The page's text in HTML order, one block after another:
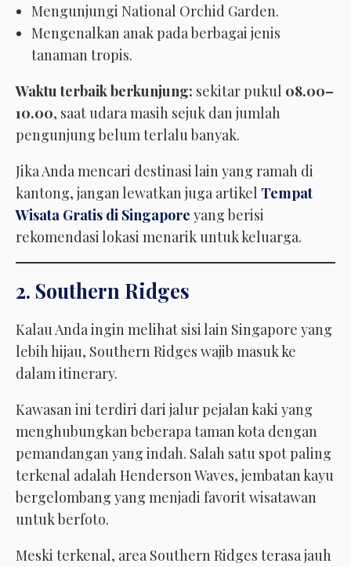
Mengunjungi National Orchid Garden.
Mengenalkan anak pada berbagai jenis
tanaman tropis.
Waktu terbaik berkunjung: sekitar pukul 08.00–
10.00, saat udara masih sejuk dan jumlah
pengunjung belum terlalu banyak.
Jika Anda mencari destinasi lain yang ramah di
kantong, jangan lewatkan juga artikel Tempat
Wisata Gratis di Singapore yang berisi
rekomendasi lokasi menarik untuk keluarga.
2. Southern Ridges
Kalau Anda ingin melihat sisi lain Singapore yang
lebih hijau, Southern Ridges wajib masuk ke
dalam itinerary.
Kawasan ini terdiri dari jalur pejalan kaki yang
menghubungkan beberapa taman kota dengan
pemandangan yang indah. Salah satu spot paling
terkenal adalah Henderson Waves, jembatan kayu
bergelombang yang menjadi favorit wisatawan
untuk berfoto.
Meski terkenal, area Southern Ridges terasa jauh